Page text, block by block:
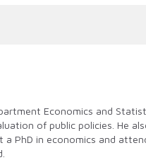
Economics and
of public policies. He
a PhD in economics and